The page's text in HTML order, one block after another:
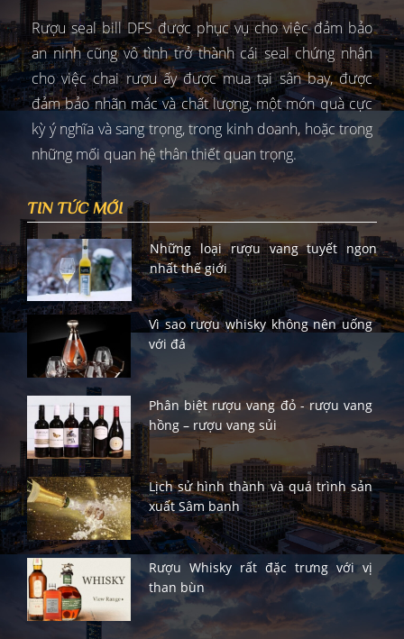
Rượu seal bill DFS được phục vụ cho việc đảm bảo
an ninh cũng vô tình trở thành cái seal chứng nhận
cho việc chai rượu ấy được mua tại sân bay, được
đảm bảo nhãn mác và chất lượng, một món quà cực
kỳ ý nghĩa và sang trọng, trong kinh doanh, hoặc trong
những mối quan hệ thân thiết quan trọng.
TIN TỨC MỚI
Những loại rượu vang tuyết ngon
nhất thế giới
Vì sao rượu whisky không nên uống
với đá
Phân biệt rượu vang đỏ - rượu vang
hồng – rượu vang sủi
Lịch sử hình thành và quá trình sản
xuất Sâm banh
Rượu Whisky rất đặc trưng với vị
than bùn